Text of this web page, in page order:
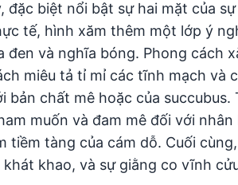
đặc biệt nổi bật sự hai mặt của
tế, hình xăm thêm một lớp ý
và nghĩa bóng. Phong cách
miêu tả tỉ mỉ các tĩnh mạch và
chất mê hoặc của succubus.
muốn và đam mê đối với
tiềm tàng của cám dỗ. Cuối
khao, và sự giằng co vĩnh